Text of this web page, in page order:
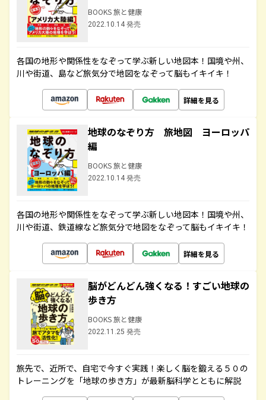
BOOKS 旅と健康
2022.10.14 発売
各国の地形や関係性をなぞって学ぶ新しい地図本！国境や州、
川や街道、島など旅気分で地図をなぞって脳もイキイキ！
詳細を見る
地球のなぞり方 旅地図 ヨーロッパ
編
BOOKS 旅と健康
2022.10.14 発売
各国の地形や関係性をなぞって学ぶ新しい地図本！国境や州、
川や街道、鉄道線など旅気分で地図をなぞって脳もイキイキ！
詳細を見る
脳がどんどん強くなる！すごい地球の
歩き方
BOOKS 旅と健康
2022.11.25 発売
旅先で、近所で、自宅で今すぐ実践！楽しく脳を鍛える５０の
トレーニングを「地球の歩き方」が最新脳科学とともに解説